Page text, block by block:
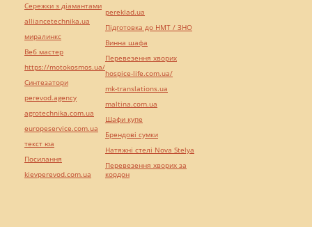
Сережки з діамантами
alliancetechnika.ua
миралинкс
Веб мастер
https://motokosmos.ua/
Синтезатори
perevod.agency
agrotechnika.com.ua
europeservice.com.ua
текст юа
Посилання
kievperevod.com.ua
pereklad.ua
Підготовка до НМТ / ЗНО
Винна шафа
Перевезення хворих
hospice-life.com.ua/
mk-translations.ua
maltina.com.ua
Шафи купе
Брендові сумки
Натяжні стелі Nova Stelya
Перевезення хворих за
кордон